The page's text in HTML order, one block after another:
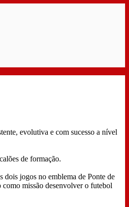
evolutiva e com sucesso a nível
de formação.
dois jogos no emblema de Ponte de
como missão desenvolver o futebol